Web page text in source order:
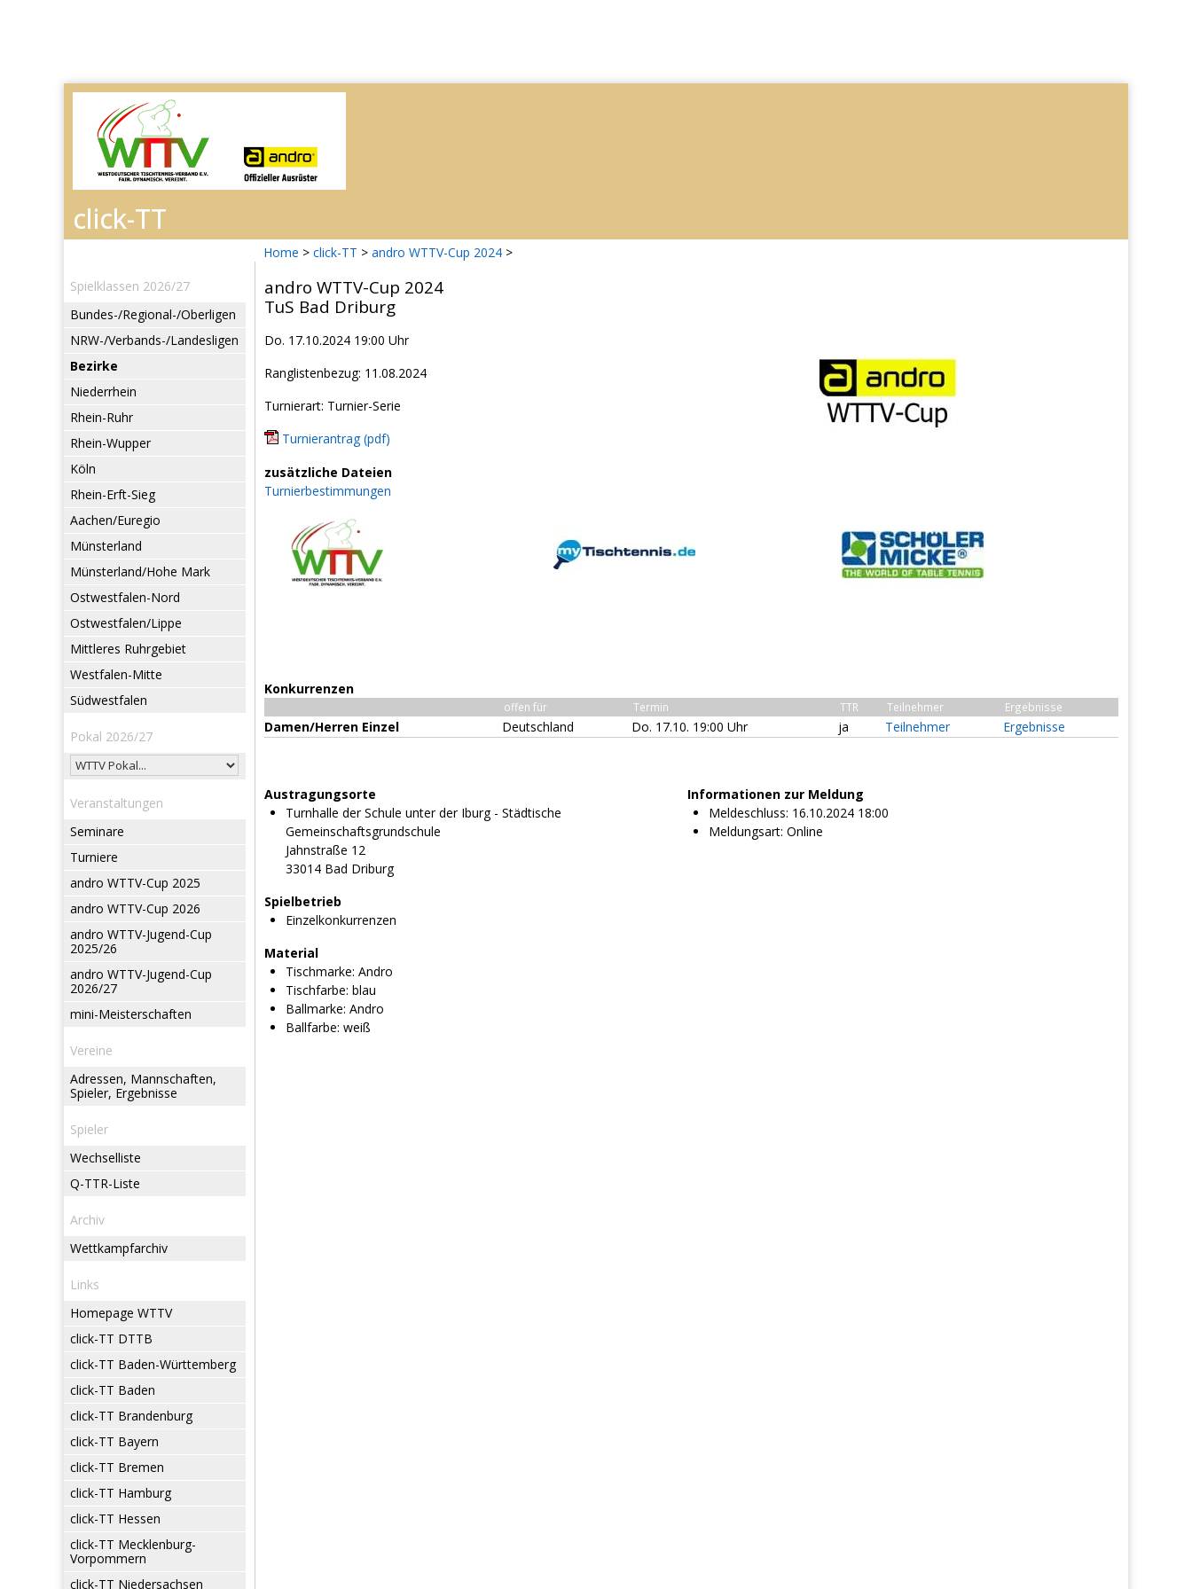
Home > click-TT > andro WTTV-Cup 2024 >
Spielklassen 2026/27
Bundes-/Regional-/Oberligen
NRW-/Verbands-/Landesligen
Bezirke
Niederrhein
Rhein-Ruhr
Rhein-Wupper
Köln
Rhein-Erft-Sieg
Aachen/Euregio
Münsterland
Münsterland/Hohe Mark
Ostwestfalen-Nord
Ostwestfalen/Lippe
Mittleres Ruhrgebiet
Westfalen-Mitte
Südwestfalen
Pokal 2026/27
Veranstaltungen
Seminare
Turniere
andro WTTV-Cup 2025
andro WTTV-Cup 2026
andro WTTV-Jugend-Cup
2025/26
andro WTTV-Jugend-Cup
2026/27
mini-Meisterschaften
Vereine
Adressen, Mannschaften,
Spieler, Ergebnisse
Spieler
Wechselliste
Q-TTR-Liste
Archiv
Wettkampfarchiv
Links
Homepage WTTV
click-TT DTTB
click-TT Baden-Württemberg
click-TT Baden
click-TT Brandenburg
click-TT Bayern
click-TT Bremen
click-TT Hamburg
click-TT Hessen
click-TT Mecklenburg-
Vorpommern
click-TT Niedersachsen
andro WTTV-Cup 2024
TuS Bad Driburg
Do. 17.10.2024 19:00 Uhr
Ranglistenbezug: 11.08.2024
Turnierart: Turnier-Serie
Turnierantrag (pdf)
zusätzliche Dateien
Turnierbestimmungen
Konkurrenzen
offen für Termin TTR Teilnehmer Ergebnisse
Damen/Herren Einzel Deutschland Do. 17.10. 19:00 Uhr ja Teilnehmer Ergebnisse
Austragungsorte
Turnhalle der Schule unter der Iburg - Städtische
Gemeinschaftsgrundschule
Jahnstraße 12
33014 Bad Driburg
Spielbetrieb
Einzelkonkurrenzen
Material
Tischmarke: Andro
Tischfarbe: blau
Ballmarke: Andro
Ballfarbe: weiß
Informationen zur Meldung
Meldeschluss: 16.10.2024 18:00
Meldungsart: Online